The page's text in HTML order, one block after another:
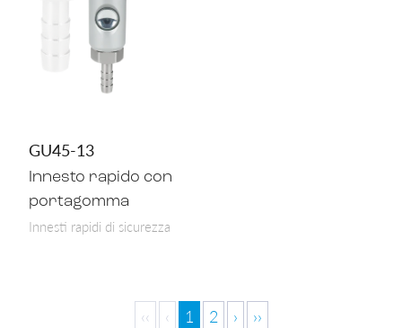
GU45-13
Innesto rapido con
portagomma
Innesti rapidi di sicurezza
‹‹ ‹ 1 2 › ››